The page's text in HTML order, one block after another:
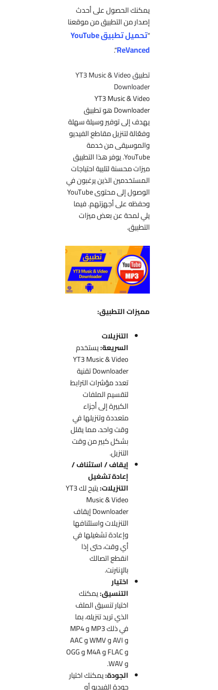
يمكنك الحصول على أحدث
إصدار من التطبيق من موقعنا
تحميل تطبيق YouTube
ReVanced
“.
تطبيق YT3 Music & Video
Downloader
YT3 Music & Video
Downloader هو تطبيق
يهدف إلى توفير وسيلة سهلة
وفعّالة لتنزيل مقاطع الفيديو
والموسيقى من خدمة
YouTube. يوفر هذا التطبيق
ميزات محسنة لتلبية احتياجات
المستخدمين الذين يرغبون في
الوصول إلى محتوى YouTube
وحفظه على أجهزتهم. فيما
يلي لمحة عن بعض ميزات
التطبيق.
مميزات التطبيق:
التنزيلات
السريعة:يستخدم
YT3 Music & Video
Downloader تقنية
تعدد مؤشرات الترابط
لتقسيم الملفات
الكبيرة إلى أجزاء
متعددة وتنزيلها في
وقت واحد، مما يقلل
بشكل كبير من وقت
التنزيل.
إيقاف / استئناف /
إعادة تشغيل
التنزيلات:
يتيح لك YT3
Music & Video
Downloader إيقاف
التنزيلات واستئنافها
وإعادة تشغيلها في
أي وقت، حتى إذا
انقطع اتصالك
بالإنترنت.
اختيار
التنسيق:يمكنك
اختيار تنسيق الملف
الذي تريد تنزيله، بما
في ذلك MP3 و MP4
و AVI و WMV و AAC
و FLAC و M4A و OGG
الجودة:يمكنك اختيار
جودة الفيديو أو